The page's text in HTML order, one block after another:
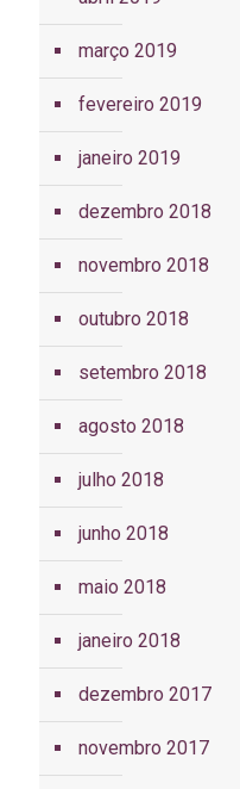
março 2019
fevereiro 2019
janeiro 2019
dezembro 2018
novembro 2018
outubro 2018
setembro 2018
agosto 2018
julho 2018
junho 2018
maio 2018
janeiro 2018
dezembro 2017
novembro 2017